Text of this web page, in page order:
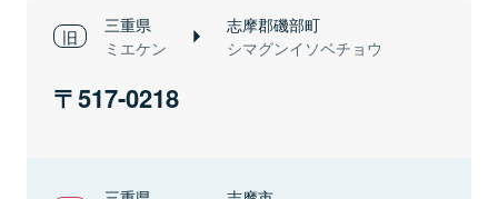
三重県
ミエケン
志摩郡磯部町
シマグンイソベチョウ
517-0218